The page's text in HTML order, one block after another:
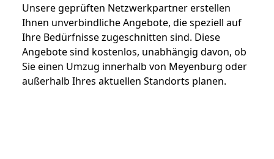
Unsere geprüften Netzwerkpartner erstellen
Ihnen unverbindliche Angebote, die speziell auf
Ihre Bedürfnisse zugeschnitten sind. Diese
Angebote sind kostenlos, unabhängig davon, ob
Sie einen Umzug innerhalb von Meyenburg oder
außerhalb Ihres aktuellen Standorts planen.